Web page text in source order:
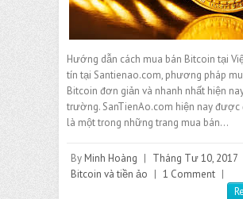
Hướng dẫn cách mua bán Bitcoin tại
tín tại Santienao.com, phương pháp
Bitcoin đơn giản và nhanh nhất hiện
trường. SanTienAo.com hiện nay được
là một trong những trang mua bán…
By Minh Hoàng | Tháng Tư 10, 2017
Bitcoin và tiền ảo | 1 Comment |